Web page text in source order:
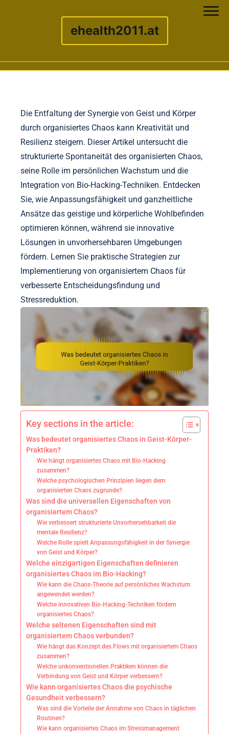
ehealth2011.at
Die Entfaltung der Synergie von Geist und Körper
durch organisiertes Chaos kann Kreativität und
Resilienz steigern. Dieser Artikel untersucht die
strukturierte Spontaneität des organisierten Chaos,
seine Rolle im persönlichen Wachstum und die
Integration von Bio-Hacking-Techniken. Entdecken
Sie, wie Anpassungsfähigkeit und ganzheitliche
Ansätze das geistige und körperliche Wohlbefinden
optimieren können, während sie innovative
Lösungen in unvorhersehbaren Umgebungen
fördern. Lernen Sie praktische Strategien zur
Implementierung von organisiertem Chaos für
verbesserte Entscheidungsfindung und
Stressreduktion.
Key sections in the article:
Was bedeutet organisiertes Chaos in Geist-Körper-
Praktiken?
Wie hängt organisiertes Chaos mit Bio-Hacking
zusammen?
Welche psychologischen Prinzipien liegen dem
organisierten Chaos zugrunde?
Was sind die universellen Eigenschaften von
organisiertem Chaos?
Wie verbessert strukturierte Unvorhersehbarkeit die
mentale Resilienz?
Welche Rolle spielt Anpassungsfähigkeit in der Synergie
von Geist und Körper?
Welche einzigartigen Eigenschaften definieren
organisiertes Chaos im Bio-Hacking?
Wie kann die Chaos-Theorie auf persönliches Wachstum
angewendet werden?
Welche innovativen Bio-Hacking-Techniken fördern
organisiertes Chaos?
Welche seltenen Eigenschaften sind mit
organisiertem Chaos verbunden?
Wie hängt das Konzept des Flows mit organisiertem Chaos
zusammen?
Welche unkonventionellen Praktiken können die
Verbindung von Geist und Körper verbessern?
Wie kann organisiertes Chaos die psychische
Gesundheit verbessern?
Was sind die Vorteile der Annahme von Chaos in täglichen
Routinen?
Wie kann organisiertes Chaos im Stressmanagement